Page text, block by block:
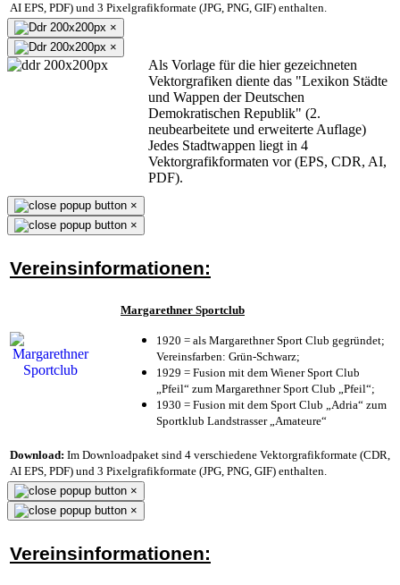
AI EPS, PDF) und 3 Pixelgrafikformate (JPG, PNG, GIF) enthalten.
×
×
Als Vorlage für die hier gezeichneten
Vektorgrafiken diente das "Lexikon Städte
und Wappen der Deutschen
Demokratischen Republik" (2.
neubearbeitete und erweiterte Auflage)
Jedes Stadtwappen liegt in 4
Vektorgrafikformaten vor (EPS, CDR, AI,
PDF).
×
×
Vereinsinformationen:
Margarethner Sportclub
1920 = als Margarethner Sport Club gegründet;
Vereinsfarben: Grün-Schwarz;
1929 = Fusion mit dem Wiener Sport Club
„Pfeil“ zum Margarethner Sport Club „Pfeil“;
1930 = Fusion mit dem Sport Club „Adria“ zum
Sportklub Landstrasser „Amateure“
Download: Im Downloadpaket sind 4 verschiedene Vektorgrafikformate (CDR,
AI EPS, PDF) und 3 Pixelgrafikformate (JPG, PNG, GIF) enthalten.
×
×
Vereinsinformationen: